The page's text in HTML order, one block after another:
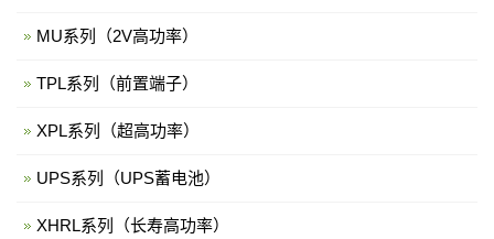
MU系列（2V高功率）
TPL系列（前置端子）
XPL系列（超高功率）
UPS系列（UPS蓄电池）
XHRL系列（长寿高功率）